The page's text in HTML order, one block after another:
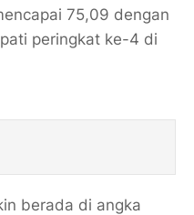
75,09 dengan
peringkat ke-4 di
berada di angka